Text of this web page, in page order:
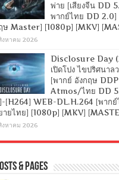
พ่าย [เสียงจีน DD
พากย์ไทย DD 2.0]
ษ Master] [1080p] [MKV]
งหาคม 2026
Disclosure Day
เปิดโปง ไขปริศนาล
[พากย์ อังกฤษ DDP
Atmos/ไทย DD
[H264] WEB-DL.H.264 [พากย์
ายไทย] [1080p] [MKV]
งหาคม 2026
& Pages